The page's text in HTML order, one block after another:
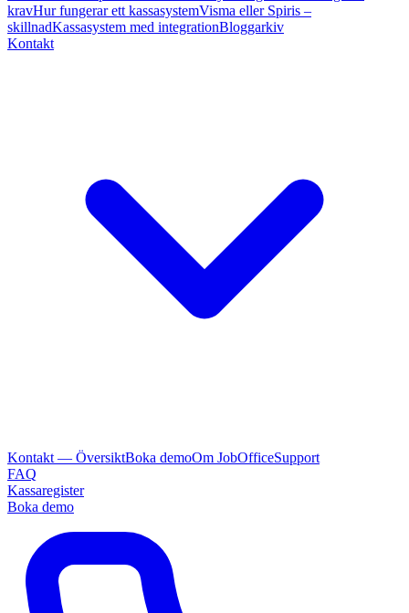
kravHur fungerar ett kassasystemVisma eller Spiris –
skillnadKassasystem med integrationBloggarkiv
Kontakt
Kontakt — ÖversiktBoka demoOm JobOfficeSupport
FAQ
Kassaregister
Boka demo